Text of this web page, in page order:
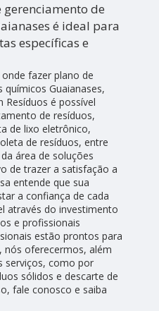
de
é ideal para
específicas e
fazer plano de
Guaianases,
Resíduos é possível
de resíduos,
de lixo eletrônico,
de resíduos, entre
área de soluções
de trazer a satisfação a
entende que sua
a confiança de cada
através do investimento
e profissionais
estão prontos para
nós oferecermos, além
serviços, como por
sólidos e descarte de
fale conosco e saiba